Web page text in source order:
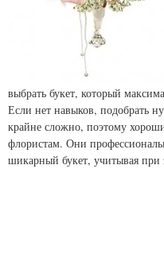
выбрать букет, который
Если нет навыков, подобрать
крайне сложно, поэтому
флористам. Они профессионалы
шикарный букет, учитывая при